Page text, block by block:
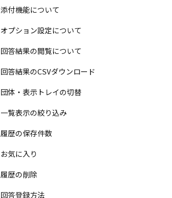
添付機能について
オプション設定について
回答結果の閲覧について
回答結果のCSVダウンロード
団体・表示トレイの切替
一覧表示の絞り込み
履歴の保存件数
お気に入り
履歴の削除
回答登録方法